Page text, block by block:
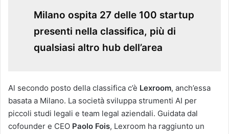
Milano ospita 27 delle 100 startup
presenti nella classifica, più di
qualsiasi altro hub dell’area
Al secondo posto della classifica c’è Lexroom, anch’essa
basata a Milano. La società sviluppa strumenti AI per
piccoli studi legali e team legal aziendali. Guidata dal
cofounder e CEO Paolo Fois, Lexroom ha raggiunto un